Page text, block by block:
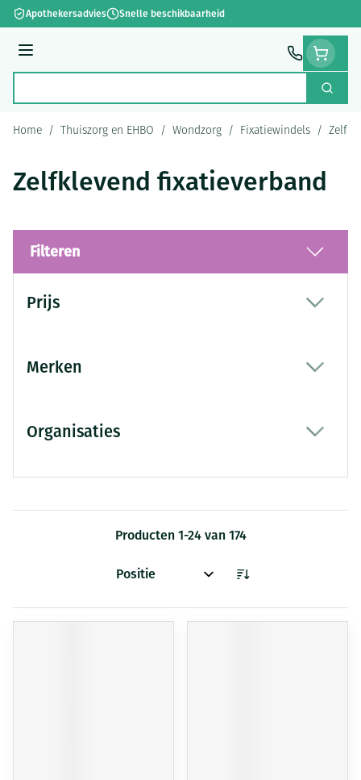
Ga naar de inhoud
Apothekersadvies Snelle beschikbaarheid
Menu
Zoek
Home / Thuiszorg en EHBO / Wondzorg / Fixatiewindels /
Zelfklevend fixatieverband
Filteren
Prijs
Merken
Organisaties
Producten 1-24van 174
Sorteer op: